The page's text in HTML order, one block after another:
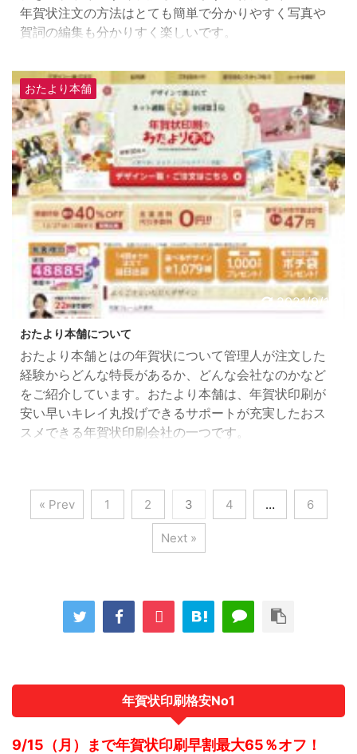
年賀状注文の方法はとても簡単で分かりやすく写真や
賀詞の編集も分かりすく楽しいです。
おたより本舗
2021/9/10
おたより本舗について
おたより本舗とはの年賀状について管理人が注文した
経験からどんな特長があるか、どんな会社なのかなど
をご紹介しています。おたより本舗は、年賀状印刷が
安い早いキレイ丸投げできるサポートが充実したおス
スメできる年賀状印刷会社の一つです。
« Prev 1 2 3 4 … 6
Next »
年賀状印刷格安No1
9/15（月）まで年賀状印刷早割最大65％オフ！